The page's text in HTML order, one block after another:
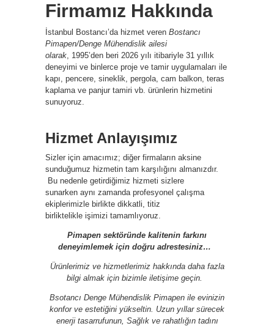
Firmamız Hakkında
İstanbul Bostancı’da hizmet veren Bostancı
Pimapen/Denge Mühendislik ailesi
olarak, 1995’den beri 2026 yılı itibariyle 31 yıllık
deneyimi ve binlerce proje ve tamir uygulamaları ile
kapı, pencere, sineklik, pergola, cam balkon, teras
kaplama ve panjur tamiri vb. ürünlerin hizmetini
sunuyoruz.
Hizmet Anlayışımız
Sizler için amacımız; diğer firmaların aksine
sunduğumuz hizmetin tam karşılığını almanızdır.
Bu nedenle getirdiğimiz hizmeti sizlere
sunarken aynı zamanda profesyonel çalışma
ekiplerimizle birlikte dikkatli, titiz
birliktelikle işimizi tamamlıyoruz.
Pimapen sektöründe kalitenin farkını
deneyimlemek için doğru adrestesiniz…
Ürünlerimiz ve hizmetlerimiz hakkında daha fazla
bilgi almak için bizimle iletişime geçin.
Bsotancı Denge Mühendislik Pimapen ile evinizin
konfor ve estetiğini yükseltin. Uzun yıllar sürecek
enerji tasarrufunun, Sağlık ve rahatlığın tadını